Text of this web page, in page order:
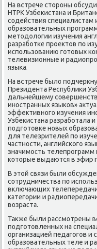
На встрече стороны
НТРК Узбекистана и
содействия
образовательных
методологии изучения
разработке проектов по
использованию готовых
телевизионные и
языка.
На встрече было
Президента Республики
дальнейшему
иностранных языков»
эффективного изучения
Узбекистана разработала
подготовке новых
для телезрителей по
частности, английского
значимость телепрограмм
которые выдаются в эфир
В этой связи были
сотрудничества по
включающих
категории и
возраста.
Также были рассмотрены
подготовленных на
организацией педагогов и
образовательных теле и